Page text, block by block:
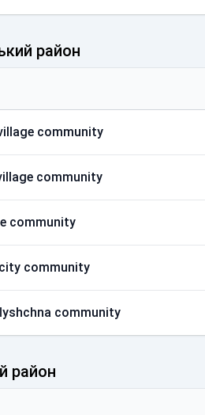
район
community
community
community
community
community
район